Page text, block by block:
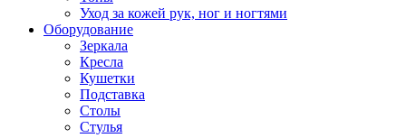
Уход за кожей рук, ног и ногтями
Оборудование
Зеркала
Кресла
Кушетки
Подставка
Столы
Стулья